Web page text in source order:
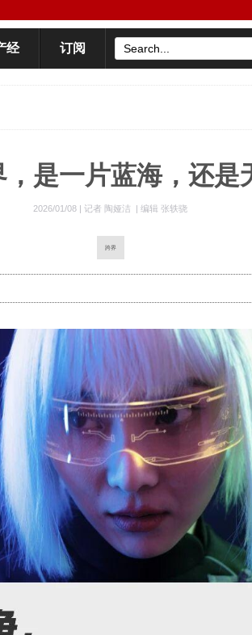
经 订阅
是一片蓝海，还是
2026/01/08 |记者 陶娅洁 |编辑 张轶骁
跨界